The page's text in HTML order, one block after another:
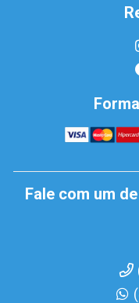
Fale com um